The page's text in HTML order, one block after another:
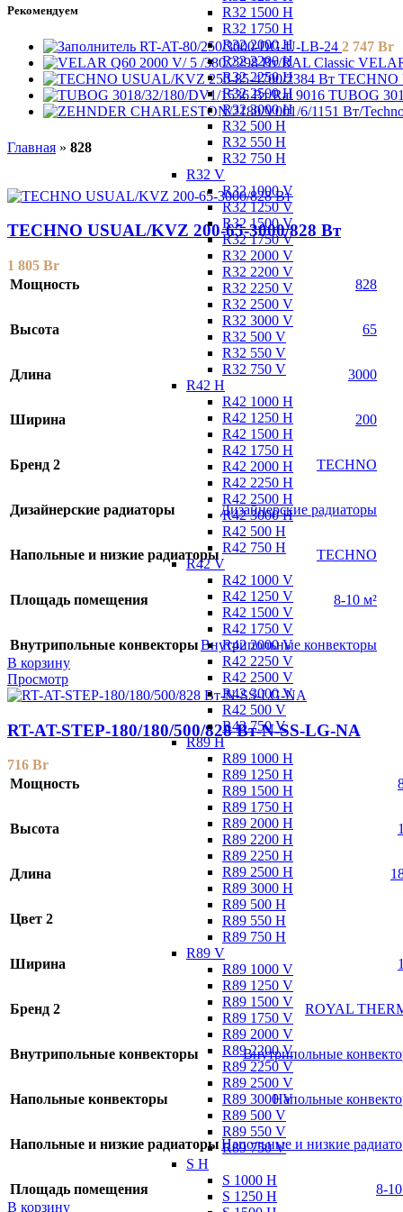
R32 1500 H
R32 1750 H
R32 2000 H
R32 2200 H
R32 2250 H
R32 2500 H
R32 3000 H
R32 500 H
R32 550 H
R32 750 H
R32 V
R32 1000 V
R32 1250 V
R32 1500 V
R32 1750 V
R32 2000 V
R32 2200 V
R32 2250 V
R32 2500 V
R32 3000 V
R32 500 V
R32 550 V
R32 750 V
R42 H
R42 1000 H
R42 1250 H
R42 1500 H
R42 1750 H
R42 2000 H
R42 2250 H
R42 2500 H
R42 3000 H
R42 500 H
R42 750 H
R42 V
R42 1000 V
R42 1250 V
R42 1500 V
R42 1750 V
R42 2000 V
R42 2250 V
R42 2500 V
R42 3000 V
R42 500 V
R42 750 V
R89 H
R89 1000 H
R89 1250 H
R89 1500 H
R89 1750 H
R89 2000 H
R89 2200 H
R89 2250 H
R89 2500 H
R89 3000 H
R89 500 H
R89 550 H
R89 750 H
R89 V
R89 1000 V
R89 1250 V
R89 1500 V
R89 1750 V
R89 2000 V
R89 2200 V
R89 2250 V
R89 2500 V
R89 3000 V
R89 500 V
R89 550 V
R89 750 V
S H
S 1000 H
S 1250 H
Рекомендуем
RT-AT-80/250/3000-DG-U-LB-24 2 747 Br
TECHNO
TUBOG
Главная » 828
TECHNO USUAL/KVZ 200-65-3000/828 Вт
1 805 Br
Мощность
828
Высота 65
Длина 3000
Ширина 200
Бренд 2 TECHNO
Дизайнерские радиаторы Дизайнерские радиаторы
Напольные и низкие радиаторы TECHNO
Площадь помещения 8-10 м²
Внутрипольные конвекторыВнутрипольные конвекторы
В корзину
Просмотр
RT-AT-STEP-180/180/500/828 Вт-N-SS-LG-NA
716 Br
Мощность
Высота
Длина
Цвет 2
Ширина
Бренд 2 ROYAL
Внутрипольные конвекторы Внутрипольные
Напольные конвекторы Напольные
Напольные и низкие радиаторыНапольные и низкие
Площадь помещения
8-
В корзину